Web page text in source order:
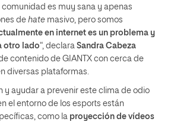
es muy sana y apenas
de hate masivo, pero somos
en internet es un problema y
otro lado“, declara Sandra Cabeza
contenido de GIANTX con cerca de
diversas plataformas.
y ayudar a prevenir este clima de odio
el entorno de los esports están
como la proyección de vídeos